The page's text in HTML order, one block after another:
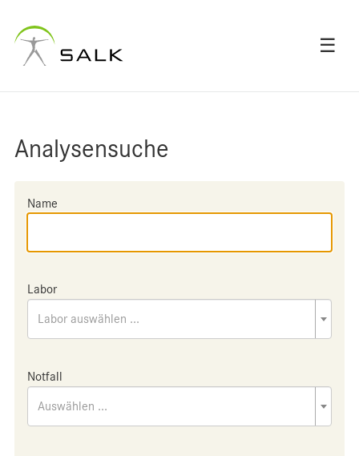
☰
Analysensuche
Name
Labor
Labor auswählen ...
Notfall
Auswählen ...